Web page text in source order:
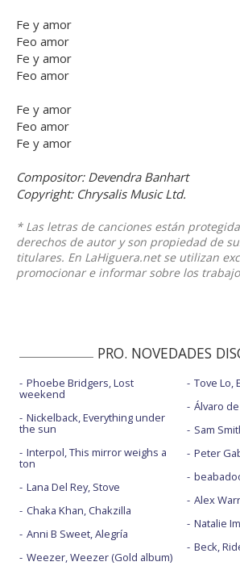
Fe y amor
Feo amor
Fe y amor
Feo amor
Fe y amor
Feo amor
Fe y amor
Compositor: Devendra Banhart
Copyright: Chrysalis Music Ltd.
* Las letras de canciones están
derechos de autor y son propiedad de
titulares. En LaHiguera.net se utilizan
promocionar e informar sobre los
PRO. NOVEDADES
Phoebe Bridgers, Lost
weekend
Nickelback, Everything under
the sun
Interpol, This mirror weighs a
ton
Lana Del Rey, Stove
Chaka Khan, Chakzilla
Anni B Sweet, Alegría
Weezer, Weezer (Gold album)
Tove Lo,
Álvaro
Sam
Peter
Alex
Natalie
Beck,